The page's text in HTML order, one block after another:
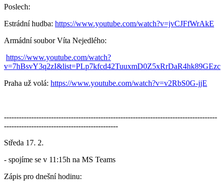
Poslech:
Estrádní hudba: https://www.youtube.com/watch?v=jvCJFfWrAkE
Armádní soubor Víta Nejedlého:
https://www.youtube.com/watch?
v=7hBsvY3q2zI&list=PLp7kfcd42TuuxmD0Z5xRrDaR4hk89GEzc
Praha už volá: https://www.youtube.com/watch?v=v2RbS0G-jjE
--------------------------------------------------------------------------------------
----------------------------------------------
Středa 17. 2.
- spojíme se v 11:15h na MS Teams
Zápis pro dnešní hodinu: